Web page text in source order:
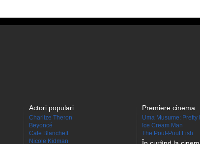
Actori populari
Charlize Theron
Beyoncé
Cate Blanchett
Nicole Kidman
Premiere cinema
Uma Musume: Pretty
Ice Cream Man
The Pout-Pout Fish